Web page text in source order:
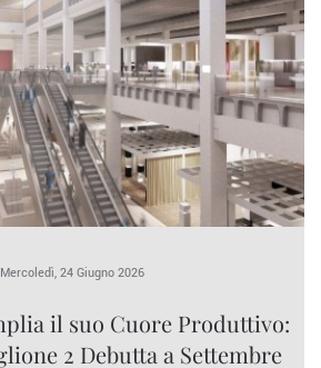
Mercoledì, 24 Giugno 2026
il suo Cuore Produttivo:
2 Debutta a Settembre